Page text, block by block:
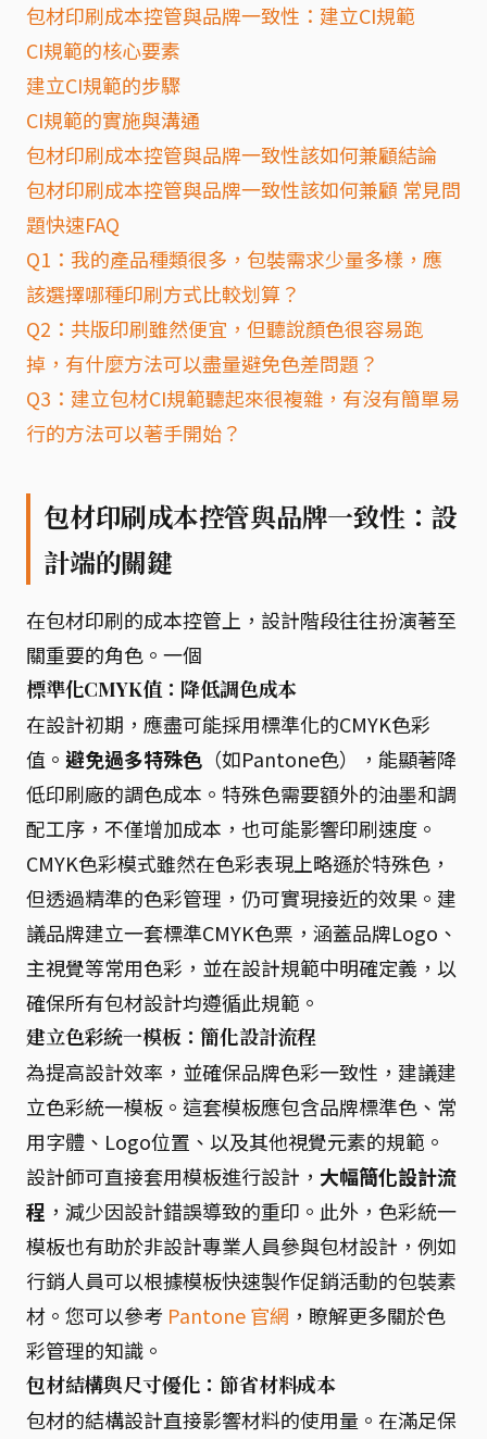
包材印刷成本控管與品牌一致性：建立CI規範
CI規範的核心要素
建立CI規範的步驟
CI規範的實施與溝通
包材印刷成本控管與品牌一致性該如何兼顧結論
包材印刷成本控管與品牌一致性該如何兼顧 常見問
題快速FAQ
Q1：我的產品種類很多，包裝需求少量多樣，應
該選擇哪種印刷方式比較划算？
Q2：共版印刷雖然便宜，但聽說顏色很容易跑
掉，有什麼方法可以盡量避免色差問題？
Q3：建立包材CI規範聽起來很複雜，有沒有簡單易
行的方法可以著手開始？
包材印刷成本控管與品牌一致性：設
計端的關鍵
在包材印刷的成本控管上，設計階段往往扮演著至
關重要的角色。一個
標準化CMYK值：降低調色成本
在設計初期，應盡可能採用標準化的CMYK色彩
值。 避免過多特殊色 （如Pantone色），能顯著降
低印刷廠的調色成本。特殊色需要額外的油墨和調
配工序，不僅增加成本，也可能影響印刷速度。
CMYK色彩模式雖然在色彩表現上略遜於特殊色，
但透過精準的色彩管理，仍可實現接近的效果。建
議品牌建立一套標準CMYK色票，涵蓋品牌Logo、
主視覺等常用色彩，並在設計規範中明確定義，以
確保所有包材設計均遵循此規範。
建立色彩統一模板：簡化設計流程
為提高設計效率，並確保品牌色彩一致性，建議建
立色彩統一模板。這套模板應包含品牌標準色、常
用字體、Logo位置、以及其他視覺元素的規範。
設計師可直接套用模板進行設計， 大幅簡化設計流
程 ，減少因設計錯誤導致的重印。此外，色彩統一
模板也有助於非設計專業人員參與包材設計，例如
行銷人員可以根據模板快速製作促銷活動的包裝素
材。您可以參考 Pantone 官網 ，瞭解更多關於色
彩管理的知識。
包材結構與尺寸優化：節省材料成本
包材的結構設計直接影響材料的使用量。在滿足保